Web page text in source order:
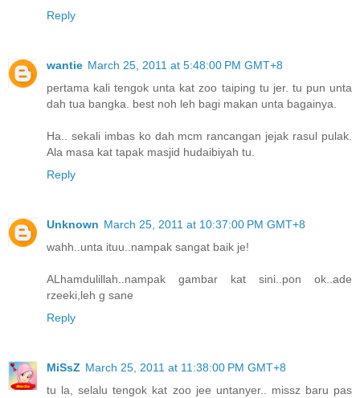
Reply
wantie March 25, 2011 at 5:48:00 PM GMT+8
pertama kali tengok unta kat zoo taiping tu jer. tu pun unta
dah tua bangka. best noh leh bagi makan unta bagainya.
Ha.. sekali imbas ko dah mcm rancangan jejak rasul pulak.
Ala masa kat tapak masjid hudaibiyah tu.
Reply
Unknown March 25, 2011 at 10:37:00 PM GMT+8
wahh..unta ituu..nampak sangat baik je!
ALhamdulillah..nampak gambar kat sini..pon ok..ade
rzeeki,leh g sane
Reply
MiSsZ March 25, 2011 at 11:38:00 PM GMT+8
tu la, selalu tengok kat zoo jee untanyer.. missz baru pas